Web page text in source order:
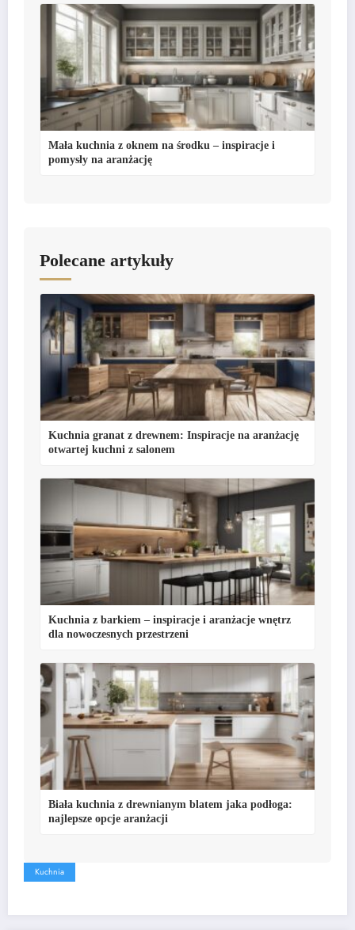
Mała kuchnia z oknem na środku – inspiracje i
pomysły na aranżację
Polecane artykuły
Kuchnia granat z drewnem: Inspiracje na aranżację
otwartej kuchni z salonem
Kuchnia z barkiem – inspiracje i aranżacje wnętrz
dla nowoczesnych przestrzeni
Biała kuchnia z drewnianym blatem jaka podłoga:
najlepsze opcje aranżacji
Kuchnia